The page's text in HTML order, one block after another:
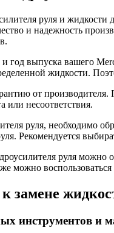
руля и жидкости
и надежность
год выпуска вашего
жидкости.
от
или несоответствия.
руля, необходимо
Рекомендуется
руля
можно
замене
инструментов и